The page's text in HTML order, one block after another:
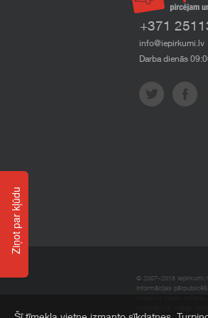
+371
info@iepirkumi.lv
Darba dienās
© 2007–2018
Informācijas
Ziņot par kļūdu